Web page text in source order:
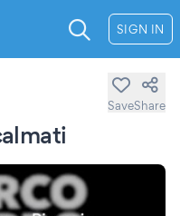
SIGN IN
SaveShare